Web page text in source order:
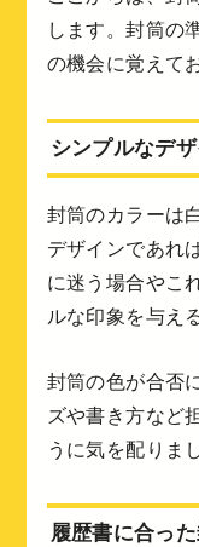
します。封筒の
の機会に覚えて
シンプルなデ
封筒のカラーは
デザインであれ
に迷う場合やこ
ルな印象を与え
封筒の色が合否
ズや書き方など
うに気を配りま
履歴書に合っ